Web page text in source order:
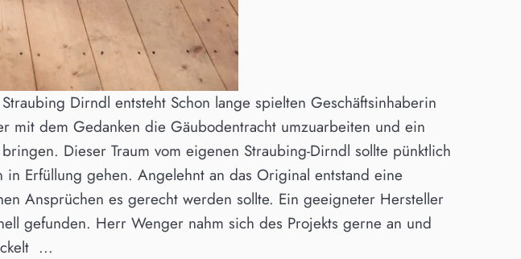
Dirndl entsteht Schon lange spielten Geschäftsinhaberin
mit dem Gedanken die Gäubodentracht umzuarbeiten und ein
Dieser Traum vom eigenen Straubing-Dirndl sollte pünktlich
in Erfüllung gehen. Angelehnt an das Original entstand eine
Ansprüchen es gerecht werden sollte. Ein geeigneter Hersteller
gefunden. Herr Wenger nahm sich des Projekts gerne an und
...